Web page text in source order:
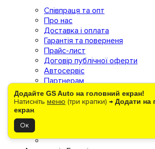
Додайте GS Auto на головний екран!
Натисніть меню (три крапки) → Додати на
екран.
Ок
Співпраця та опт
Про нас
Доставка і оплата
Гарантія та поверненя
Прайс-лист
Договір публічної оферти
Автосервіс
Партнерам
Контакти
Під час блекаутів